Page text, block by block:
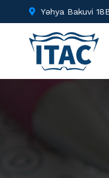
Yəhya Bakuvi